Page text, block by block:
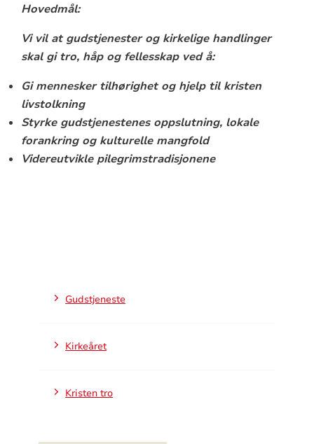
Hovedmål:
Vi vil at gudstjenester og kirkelige handlinger
skal gi tro, håp og fellesskap ved å:
Gi mennesker tilhørighet og hjelp til kristen
livstolkning
Styrke gudstjenestenes oppslutning, lokale
forankring og kulturelle mangfold
Videreutvikle pilegrimstradisjonene
Gudstjeneste
Kirkeåret
Kristen tro